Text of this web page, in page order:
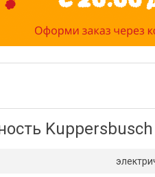
Kuppersbusch